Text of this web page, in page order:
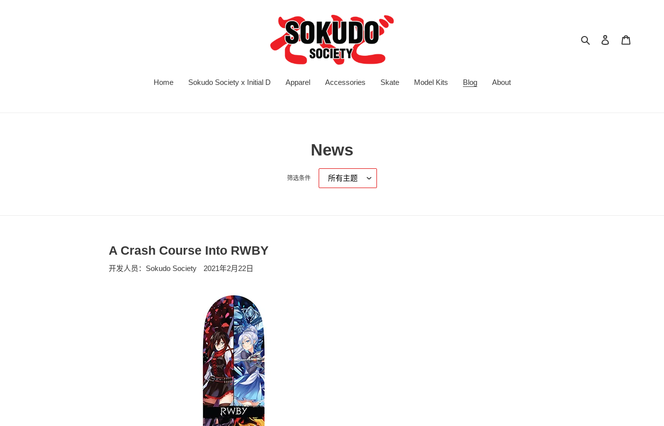
搜索 登录
Home Sokudo Society x Initial D Apparel Accessories Skate Model Kits Blog About
News
筛选条件
A Crash Course Into RWBY
开发人员：Sokudo Society 2021年2月22日